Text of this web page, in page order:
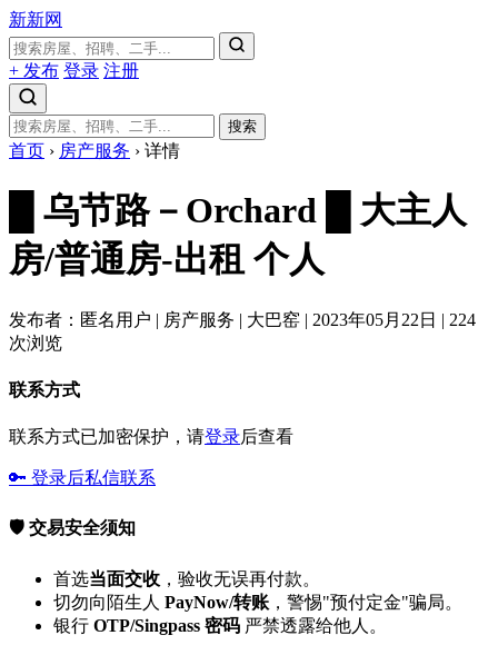
新新网
+ 发布 登录 注册
搜索
首页 › 房产服务 › 详情
█ 乌节路－Orchard █ 大主人
房/普通房-出租个人
发布者：匿名用户 | 房产服务 | 大巴窑 | 2023年05月22日 | 224
次浏览
联系方式
联系方式已加密保护，请登录后查看
🔑 登录后私信联系
🛡️ 交易安全须知
首选当面交收 ，验收无误再付款。
切勿向陌生人 PayNow/转账 ，警惕"预付定金"骗局。
银行 OTP/Singpass 密码 严禁透露给他人。